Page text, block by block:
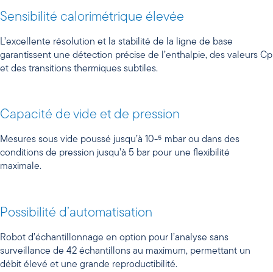
Sensibilité calorimétrique élevée
L’excellente résolution et la stabilité de la ligne de base
garantissent une détection précise de l’enthalpie, des valeurs Cp
et des transitions thermiques subtiles.
Capacité de vide et de pression
Mesures sous vide poussé jusqu’à 10-⁵ mbar ou dans des
conditions de pression jusqu’à 5 bar pour une flexibilité
maximale.
Possibilité d’automatisation
Robot d’échantillonnage en option pour l’analyse sans
surveillance de 42 échantillons au maximum, permettant un
débit élevé et une grande reproductibilité.